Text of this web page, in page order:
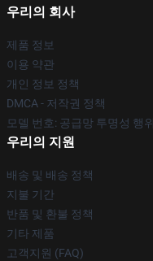
우리의 회사
제품 정보
이용 약관
개인 정보 정책
DMCA - 저작권 정책
모델 번호: 공급망 투명성 행위
우리의 지원
배송 및 배송 정책
지불 기간
반품 및 환불 정책
기타 제품
고객지원 (FAQ)